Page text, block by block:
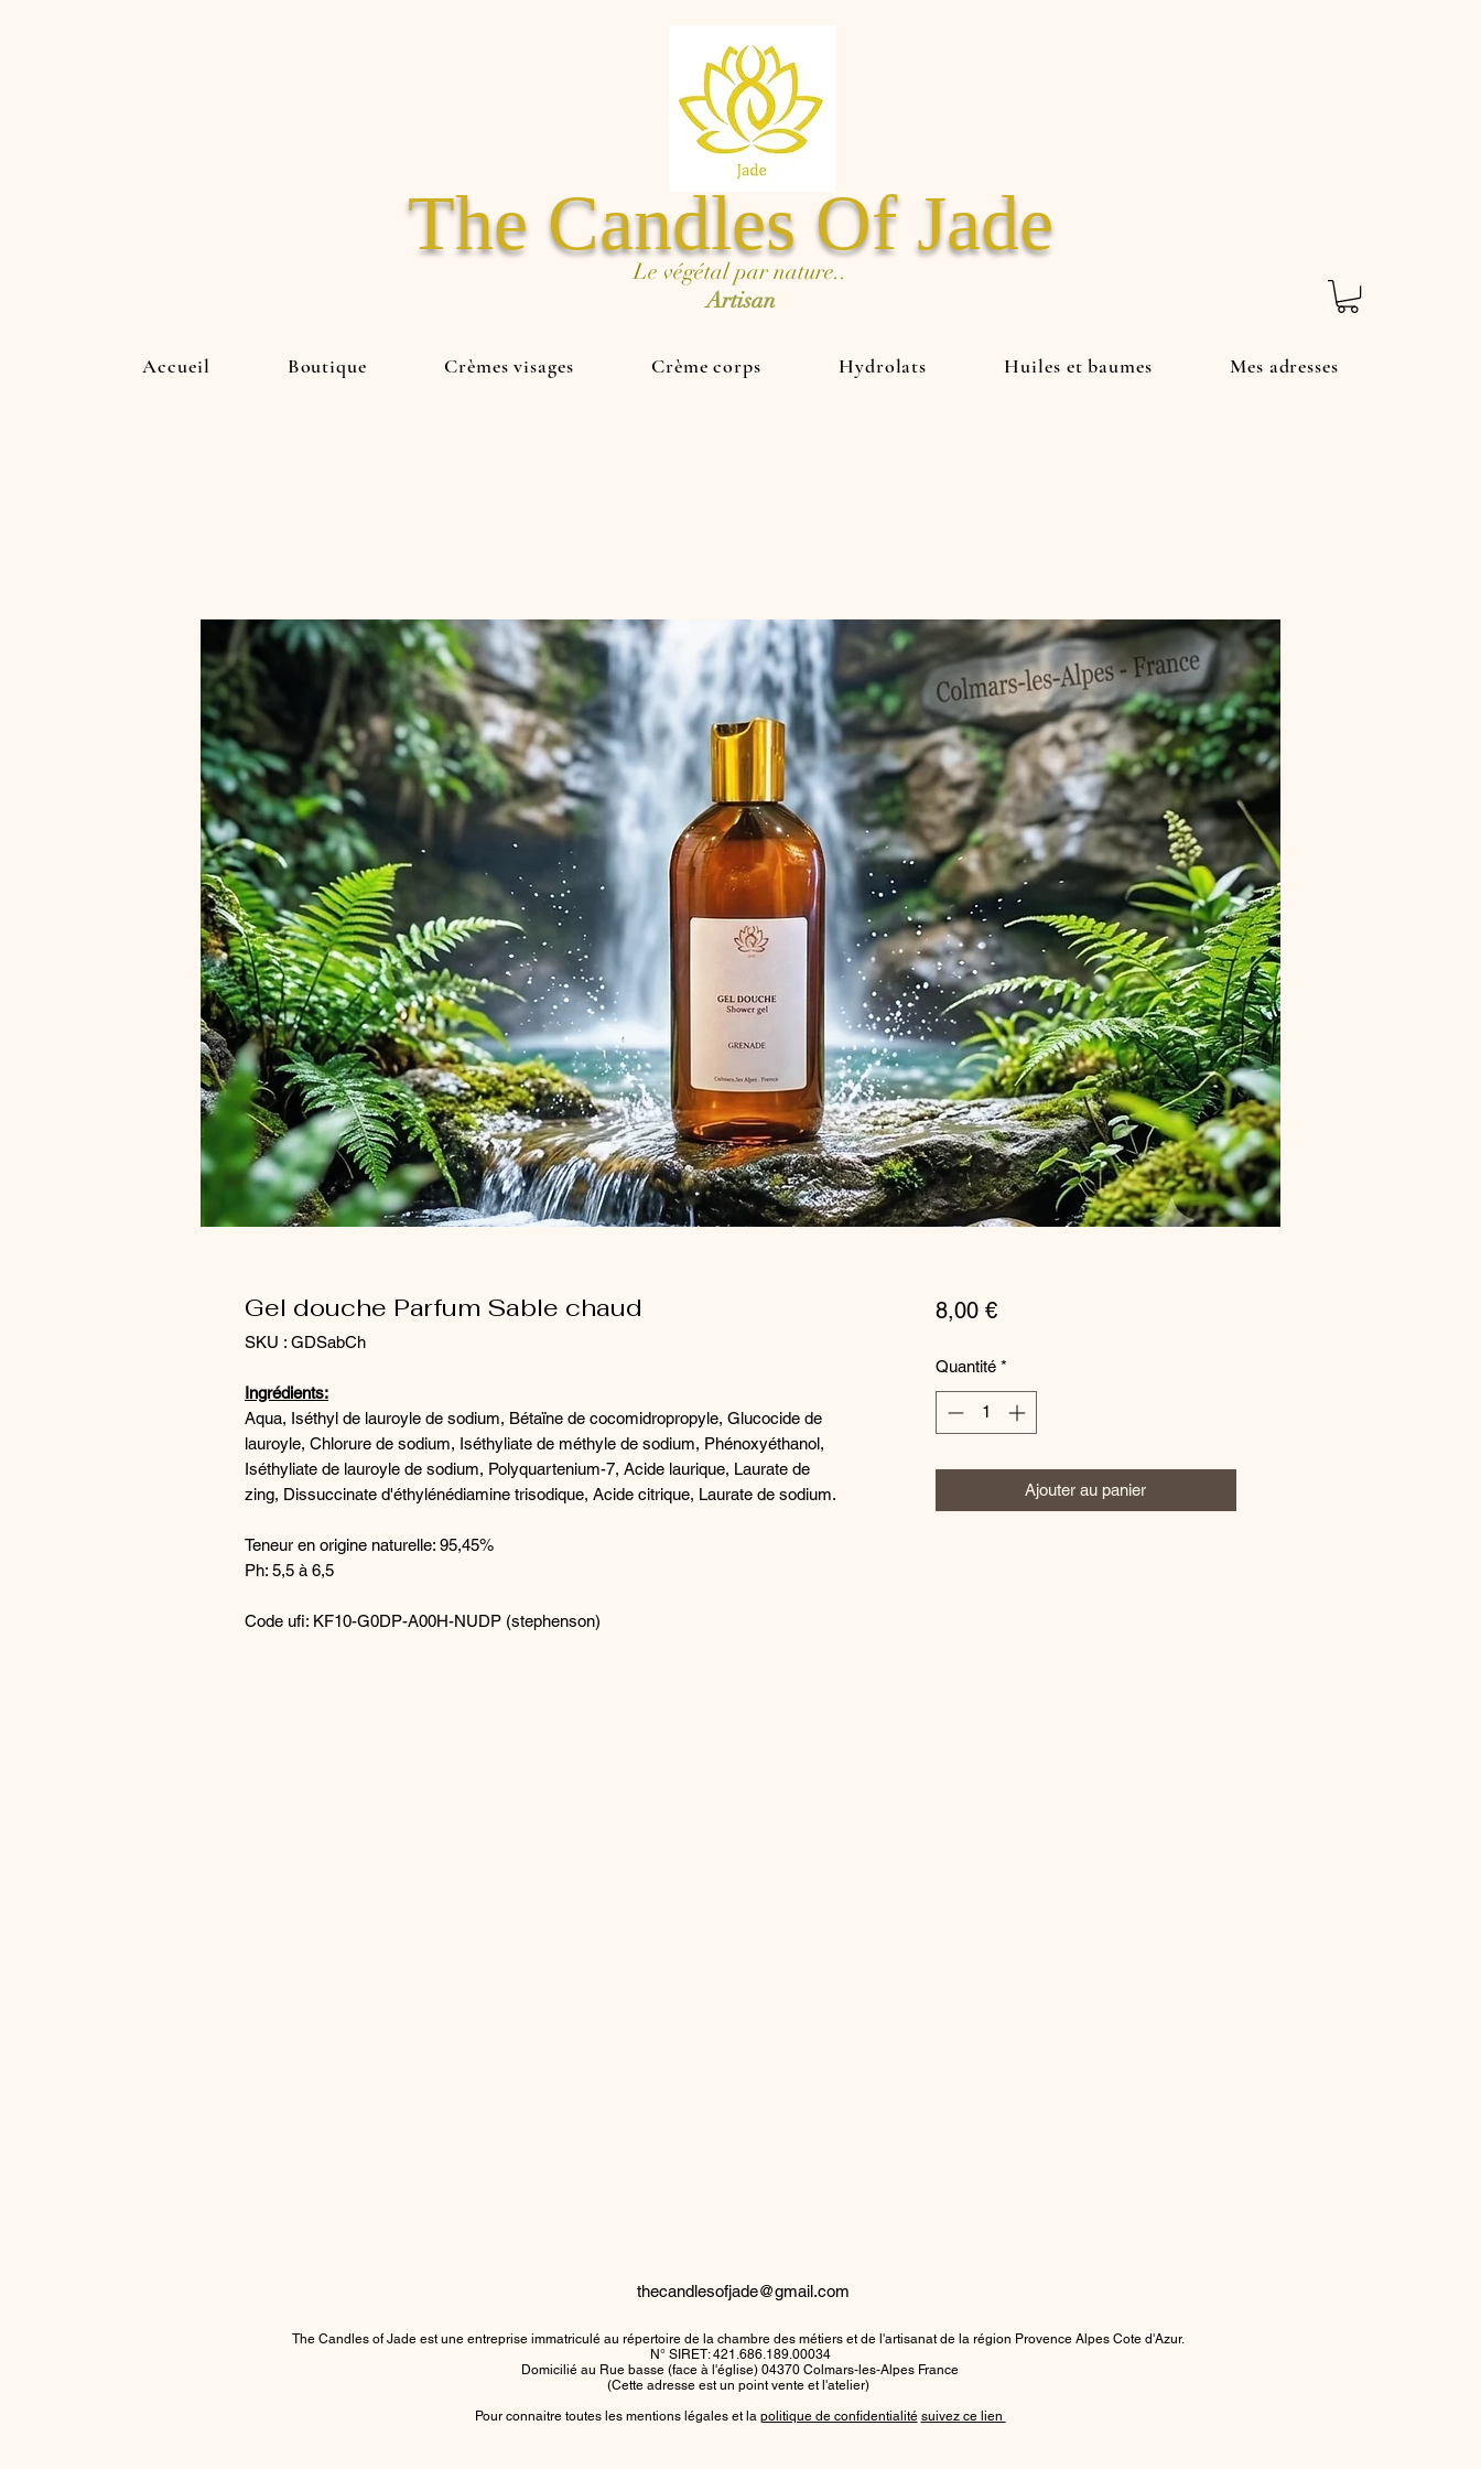
The Candles Of Jade
Le végétal par nature..
Artisan
Accueil Boutique Crèmes visages Crème corps Hydrolats Huiles et baumes Mes adresses
Gel douche Parfum Sable chaud
SKU : GDSabCh
Ingrédients:
Aqua, Iséthyl de lauroyle de sodium, Bétaïne de cocomidropropyle, Glucocide de
lauroyle, Chlorure de sodium, Iséthyliate de méthyle de sodium, Phénoxyéthanol,
Iséthyliate de lauroyle de sodium, Polyquartenium-7, Acide laurique, Laurate de
zing, Dissuccinate d'éthylénédiamine trisodique, Acide citrique, Laurate de sodium.
Teneur en origine naturelle: 95,45%
Ph: 5,5 à 6,5
Code ufi: KF10-G0DP-A00H-NUDP (stephenson)
8,00 €Prix
Quantité *
Ajouter au panier
thecandlesofjade@gmail.com
The Candles of Jade est une entreprise immatriculé au répertoire de la chambre des métiers et de l'artisanat de la région Provence Alpes Cote d'Azur.
N° SIRET: 421.686.189.00034
Domicilié au Rue basse (face à l'église) 04370 Colmars-les-Alpes France
(Cette adresse est un point vente et l'atelier)
Pour connaitre toutes les mentions légales et la politique de confidentialité suivez ce lien